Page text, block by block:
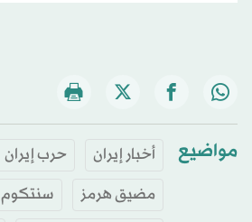
مواضيع أخبار إيران حرب إيران
مضيق هرمز
سنتكوم